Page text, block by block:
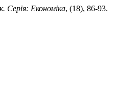
Серія: Економіка, (18), 86-93.